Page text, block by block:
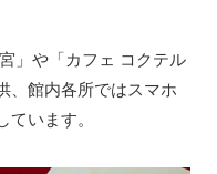
」や「カフェ コクテル
、館内各所ではスマホ
ています。